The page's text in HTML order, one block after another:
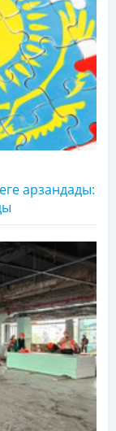
арзандады: